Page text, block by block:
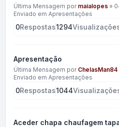
Última Mensagem por maialopes »
Enviado em Apresentações
0Respostas1294
Apresentação
Última Mensagem por ChelasMan84
Enviado em Apresentações
0Respostas1044
Aceder chapa chaufagem